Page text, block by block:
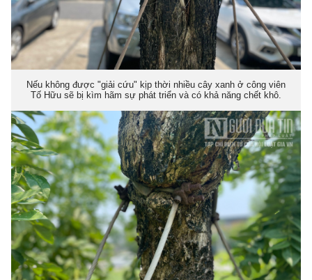
Nếu không được "giải cứu" kịp thời nhiều cây xanh ở công viên
Tố Hữu sẽ bị kìm hãm sự phát triển và có khả năng chết khô.